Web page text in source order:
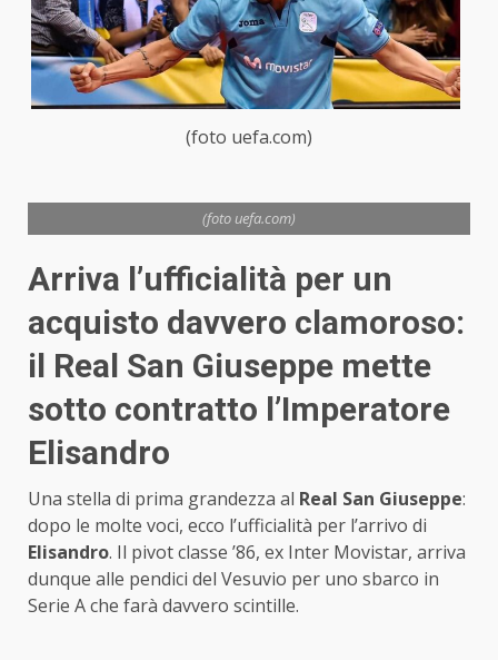
(foto uefa.com)
(foto uefa.com)
Arriva l’ufficialità per un
acquisto davvero clamoroso:
il Real San Giuseppe mette
sotto contratto l’Imperatore
Elisandro
Una stella di prima grandezza al Real San Giuseppe:
dopo le molte voci, ecco l’ufficialità per l’arrivo di
Elisandro. Il pivot classe ’86, ex Inter Movistar, arriva
dunque alle pendici del Vesuvio per uno sbarco in
Serie A che farà davvero scintille.